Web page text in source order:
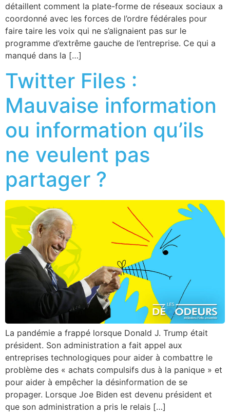
détaillent comment la plate-forme de réseaux sociaux a
coordonné avec les forces de l’ordre fédérales pour
faire taire les voix qui ne s’alignaient pas sur le
programme d’extrême gauche de l’entreprise. Ce qui a
manqué dans la […]
Twitter Files :
Mauvaise information
ou information qu’ils
ne veulent pas
partager ?
La pandémie a frappé lorsque Donald J. Trump était
président. Son administration a fait appel aux
entreprises technologiques pour aider à combattre le
problème des « achats compulsifs dus à la panique » et
pour aider à empêcher la désinformation de se
propager. Lorsque Joe Biden est devenu président et
que son administration a pris le relais […]